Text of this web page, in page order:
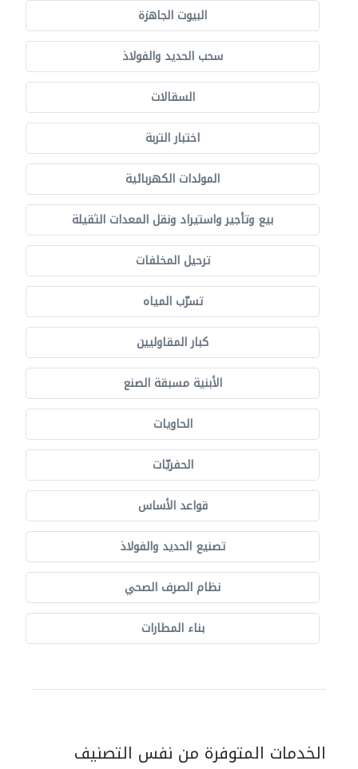
البيوت الجاهزة
سحب الحديد والفولاذ
السقالات
اختبار التربة
المولدات الكهربائية
بيع وتأجير واستيراد ونقل المعدات الثقيلة
ترحيل المخلفات
تسرّب المياه
كبار المقاوليين
الأبنية مسبقة الصنع
الحاويات
الحفريّات
قواعد الأساس
تصنيع الحديد والفولاذ
نظام الصرف الصحي
بناء المطارات
الخدمات المتوفرة من نفس التصنيف